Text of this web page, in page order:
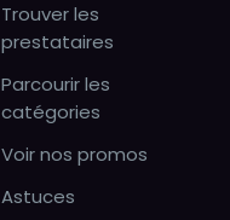
Trouver les
prestataires
Parcourir les
catégories
Voir nos promos
Astuces